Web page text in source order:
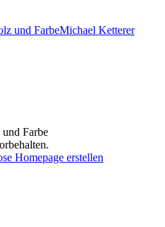
Michael Ketterer
Farbe
Homepage erstellen